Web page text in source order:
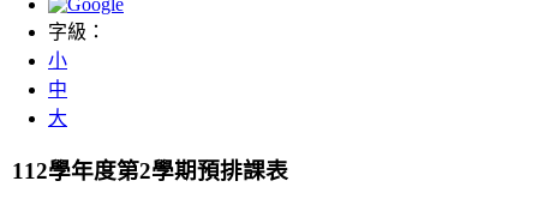
字級：
小
中
大
112學年度第2學期預排課表